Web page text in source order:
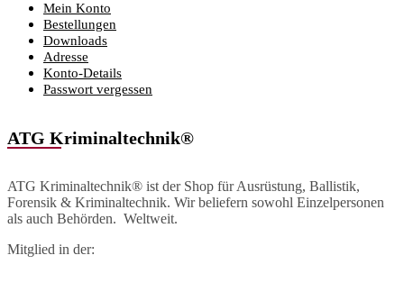
Mein Konto
Bestellungen
Downloads
Adresse
Konto-Details
Passwort vergessen
ATG Kriminaltechnik®
ATG Kriminaltechnik® ist der Shop für Ausrüstung, Ballistik,
Forensik & Kriminaltechnik. Wir beliefern sowohl Einzelpersonen
als auch Behörden. Weltweit.
Mitglied in der: